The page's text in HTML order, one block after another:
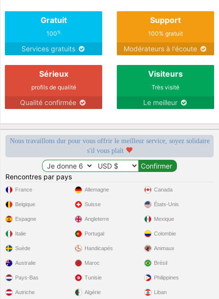
Gratuit
100%
Services gratuits
Support
100% gratuit
Modérateurs à l'écoute
Sérieux
profils de qualité
Qualité confirmée
Visiteurs
Très visité
Le meilleur
Nous travaillons dur pour vous offrir le meilleur service, soyez solidaire
s'il vous plaît
Rencontres par pays
France
Belgique
Espagne
Italie
Suède
Allemagne
Suisse
Angleterre
Portugal
Handicapés
Canada
États-Unis
Mexique
Colombie
Animaux
Australie
Pays-Bas
Autriche
Maroc
Tunisie
Algérie
Brésil
Philippines
Liban